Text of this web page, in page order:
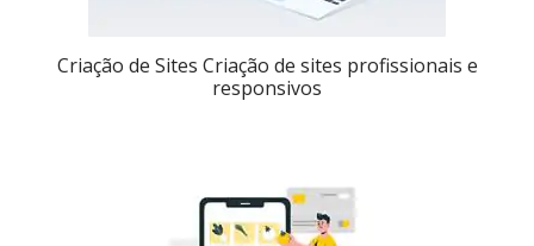
Criação de Sites Criação de sites profissionais e
responsivos